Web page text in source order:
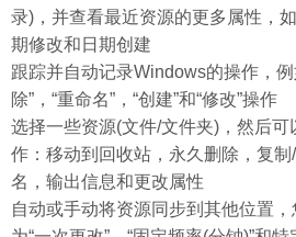
录)，并查看最近资源的更多属性，
期修改和日期创建
跟踪并自动记录Windows的操作，
除”，“重命名”，“创建”和“修改”操作
选择一些资源(文件/文件夹)，然后
作：移动到回收站，永久删除，复
名，输出信息和更改属性
自动或手动将资源同步到其他位置